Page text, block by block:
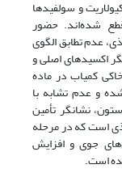
و سولفیدها
شده‌اند. حضور
عدم تطابق الگوی
اکسیدهای اصلی و
کمیاب در ماده
و عدم تشابه با
نشانگر تأمین
است که در مرحله
جوی و افزایش
است.